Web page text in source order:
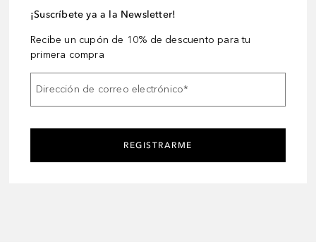
¡Suscríbete ya a la Newsletter!
Recibe un cupón de 10% de descuento para tu
primera compra
Dirección de correo electrónico*
REGISTRARME